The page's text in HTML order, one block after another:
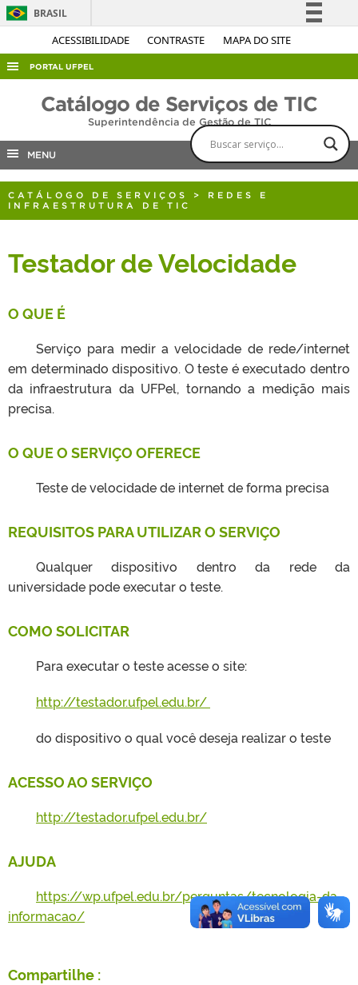
ACESSIBILIDADE CONTRASTE MAPA DO SITE
BRASIL
Simplifique!
Acesso à informação
Canais
PORTAL UFPEL
ACESSO À INFORMAÇÃO
EDITAIS
OUVIDORIA
TELEFONES
Catálogo de Serviços de TIC
Superintendência de Gestão de TIC
MENU
CATÁLOGO DE SERVIÇOS > REDES E
INFRAESTRUTURA DE TIC
Testador de Velocidade
O QUE É
Serviço para medir a velocidade de rede/internet
em determinado dispositivo. O teste é executado dentro
da infraestrutura da UFPel, tornando a medição mais
precisa.
O QUE O SERVIÇO OFERECE
Teste de velocidade de internet de forma precisa
REQUISITOS PARA UTILIZAR O SERVIÇO
Qualquer dispositivo dentro da rede da
universidade pode executar o teste.
COMO SOLICITAR
Para executar o teste acesse o site:
http://testador.ufpel.edu.br/
do dispositivo o qual você deseja realizar o teste
ACESSO AO SERVIÇO
http://testador.ufpel.edu.br/
AJUDA
https://wp.ufpel.edu.br/perguntas/tecnologia-da-
informacao/
Compartilhe :